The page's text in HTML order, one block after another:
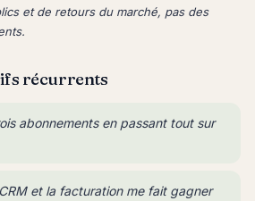
et de retours du marché, pas des
récurrents
abonnements en passant tout sur
et la facturation me fait gagner